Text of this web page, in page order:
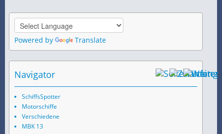
Powered by Translate
Navigator
SchiffsSpotter
Motorschiffe
Verschiedene
MBK 13